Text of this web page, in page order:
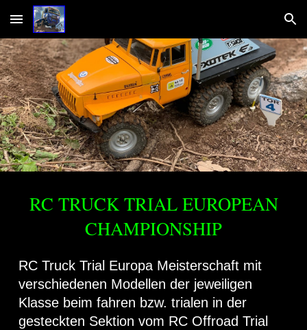
Skip to main content Skip to navigation
RC TRUCK TRIAL EUROPEAN
CHAMPIONSHIP
RC Truck Trial Europa Meisterschaft mit
verschiedenen Modellen der jeweiligen
Klasse beim fahren bzw. trialen in der
gesteckten Sektion vom RC Offroad Trial